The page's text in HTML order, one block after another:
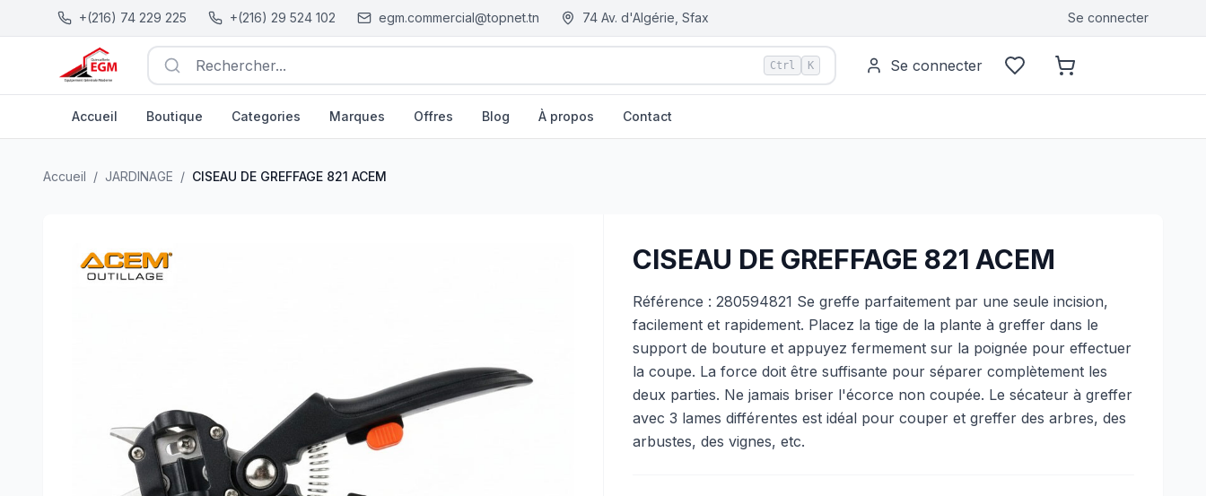
+(216) 74 229 225 +(216) 29 524 102 egm.commercial@topnet.tn 74 Av. d'Algérie, Sfax Se connecter
Rechercher... Ctrl K Se connecter
Accueil Boutique Categories Marques Offres Blog À propos Contact
Accueil / JARDINAGE / CISEAU DE GREFFAGE 821 ACEM
CISEAU DE GREFFAGE 821 ACEM
Référence : 280594821 Se greffe parfaitement par une seule incision,
facilement et rapidement. Placez la tige de la plante à greffer dans le
support de bouture et appuyez fermement sur la poignée pour effectuer
la coupe. La force doit être suffisante pour séparer complètement les
deux parties. Ne jamais briser l'écorce non coupée. Le sécateur à greffer
avec 3 lames différentes est idéal pour couper et greffer des arbres, des
arbustes, des vignes, etc.